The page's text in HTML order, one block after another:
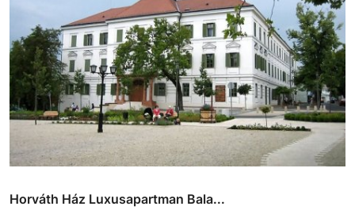
Horváth Ház Luxusapartman Bala...